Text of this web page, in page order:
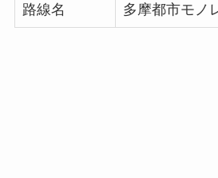
路線名 多摩都市モノ